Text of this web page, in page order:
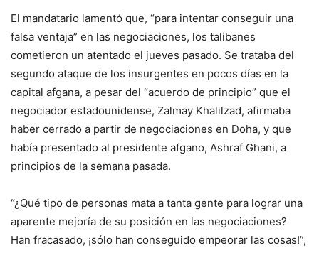
El mandatario lamentó que, “para intentar conseguir una
falsa ventaja” en las negociaciones, los talibanes
cometieron un atentado el jueves pasado. Se trataba del
segundo ataque de los insurgentes en pocos días en la
capital afgana, a pesar del “acuerdo de principio” que el
negociador estadounidense, Zalmay Khalilzad, afirmaba
haber cerrado a partir de negociaciones en Doha, y que
había presentado al presidente afgano, Ashraf Ghani, a
principios de la semana pasada.
“¿Qué tipo de personas mata a tanta gente para lograr una
aparente mejoría de su posición en las negociaciones?
Han fracasado, ¡sólo han conseguido empeorar las cosas!”,